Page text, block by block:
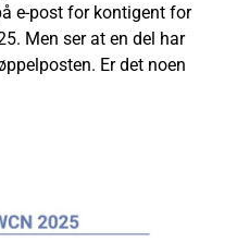
e-post for kontigent for
Men ser at en del har
Er det noen